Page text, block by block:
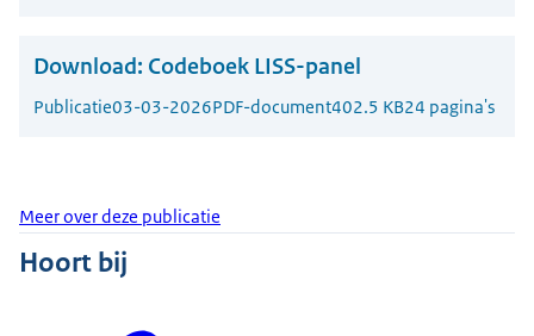
Download: Codeboek LISS-panel
Publicatie03-03-2026PDF-document402.5 KB24 pagina's
Meer over deze publicatie
Hoort bij